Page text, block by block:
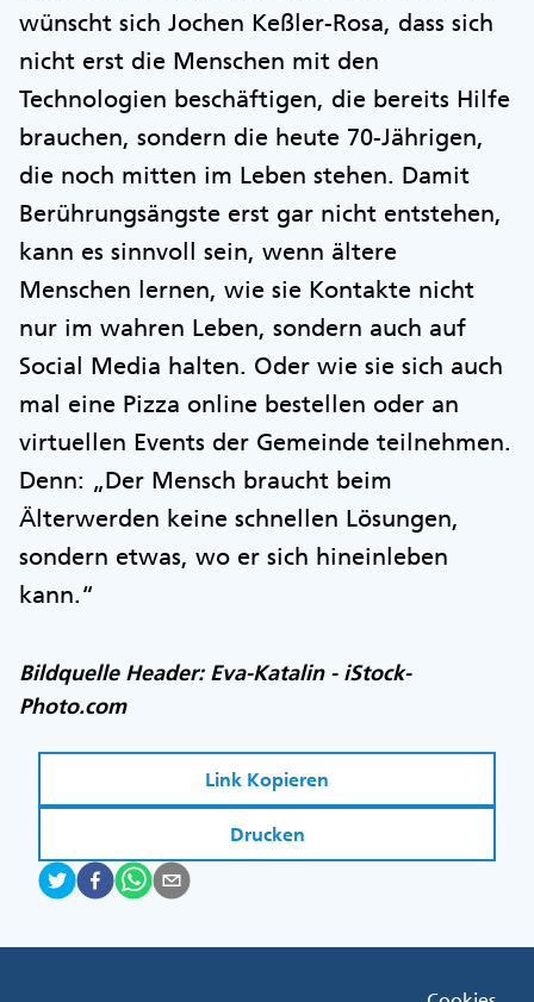
wünscht sich Jochen Keßler-Rosa, dass sich
nicht erst die Menschen mit den
Technologien beschäftigen, die bereits Hilfe
brauchen, sondern die heute 70-Jährigen,
die noch mitten im Leben stehen. Damit
Berührungsängste erst gar nicht entstehen,
kann es sinnvoll sein, wenn ältere
Menschen lernen, wie sie Kontakte nicht
nur im wahren Leben, sondern auch auf
Social Media halten. Oder wie sie sich auch
mal eine Pizza online bestellen oder an
virtuellen Events der Gemeinde teilnehmen.
Denn: „Der Mensch braucht beim
Älterwerden keine schnellen Lösungen,
sondern etwas, wo er sich hineinleben
kann.“
Bildquelle Header: Eva-Katalin - iStock-
Photo.com
Link Kopieren
Drucken